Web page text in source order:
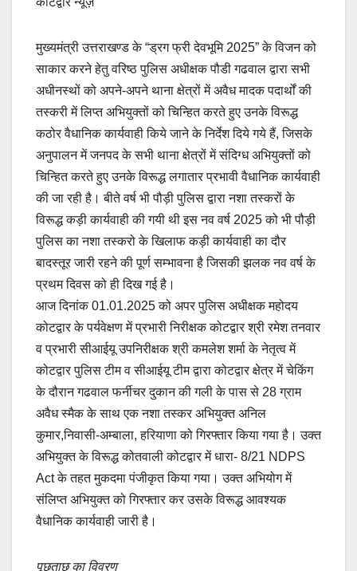
मुख्यमंत्री उत्तराखण्ड के “ड्रग फ्री देवभूमि 2025” के विजन को
साकार करने हेतु वरिष्ठ पुलिस अधीक्षक पौडी गढवाल द्वारा सभी
अधीनस्थों को अपने-अपने थाना क्षेत्रों में अवैध मादक पदार्थों की
तस्करी में लिप्त अभियुक्तों को चिन्हित करते हुए उनके विरूद्ध
कठोर वैधानिक कार्यवाही किये जाने के निर्देश दिये गये हैं, जिसके
अनुपालन में जनपद के सभी थाना क्षेत्रों में संदिग्ध अभियुक्तों को
चिन्हित करते हुए उनके विरूद्ध लगातार प्रभावी वैधानिक कार्यवाही
की जा रही है। बीते वर्ष भी पौड़ी पुलिस द्वारा नशा तस्करों के
विरूद्ध कड़ी कार्यवाही की गयी थी इस नव वर्ष 2025 को भी पौड़ी
पुलिस का नशा तस्करो के खिलाफ कड़ी कार्यवाही का दौर
बादस्तूर जारी रहने की पूर्ण सम्भावना है जिसकी झलक नव वर्ष के
प्रथम दिवस को ही दिख गई है।
आज दिनांक 01.01.2025 को अपर पुलिस अधीक्षक महोदय
कोटद्वार के पर्यवेक्षण में प्रभारी निरीक्षक कोटद्वार श्री रमेश तनवार
व प्रभारी सीआईयू उपनिरीक्षक श्री कमलेश शर्मा के नेतृत्व में
कोटद्वार पुलिस टीम व सीआईयू टीम द्वारा कोटद्वार क्षेत्र में चेकिंग
के दौरान गढवाल फर्नीचर दुकान की गली के पास से 28 ग्राम
अवैध स्मैक के साथ एक नशा तस्कर अभियुक्त अनिल
कुमार,निवासी-अम्बाला, हरियाणा को गिरफ्तार किया गया है। उक्त
अभियुक्त के विरूद्ध कोतवाली कोटद्वार में धारा- 8/21 NDPS
Act के तहत मुकदमा पंजीकृत किया गया। उक्त अभियोग में
संलिप्त अभियुक्त को गिरफ्तार कर उसके विरूद्ध आवश्यक
वैधानिक कार्यवाही जारी है।
पूछताछ का विवरण